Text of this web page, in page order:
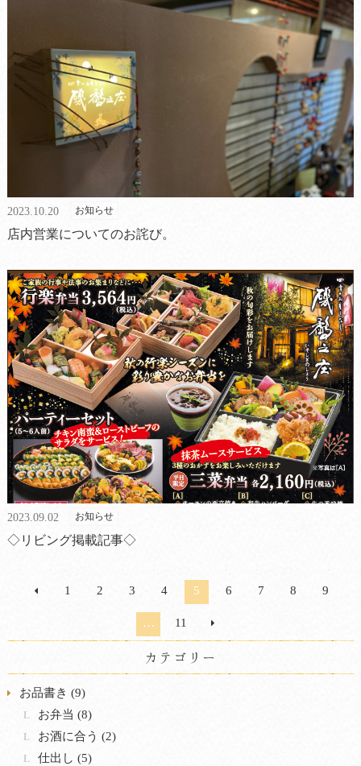
2023.10.20 お知らせ
店内営業についてのお詫び。
2023.09.02 お知らせ
◇リビング掲載記事◇
1 2 3 4 5 6 7 8 9
… 11
カテゴリー
お品書き (9)
お弁当 (8)
お酒に合う (2)
仕出し (5)